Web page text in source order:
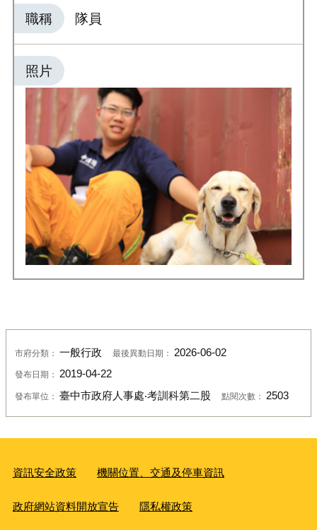
職稱 隊員
照片
市府分類： 一般行政 最後異動日期： 2026-06-02
發布日期： 2019-04-22
發布單位： 臺中市政府人事處‧考訓科第二股 點閱次數： 2503
資訊安全政策 機關位置、交通及停車資訊
政府網站資料開放宣告 隱私權政策